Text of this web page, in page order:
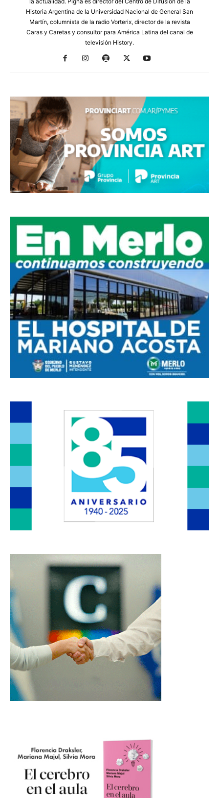
Historia Argentina de la Universidad Nacional de General San
Martín, columnista de la radio Vorterix, director de la revista
Caras y Caretas y consultor para América Latina del canal de
televisión History.